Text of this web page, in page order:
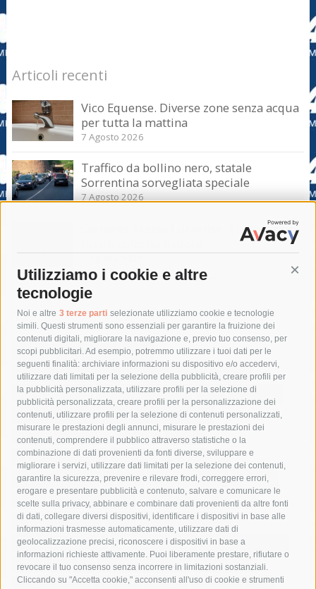
Utilizziamo i cookie e altre
tecnologie
Noi e altre 3 terze parti selezionate utilizziamo cookie e tecnologie
simili. Questi strumenti sono essenziali per garantire la fruizione dei
contenuti digitali, migliorare la navigazione e, previo tuo consenso, per
scopi pubblicitari. Ad esempio, potremmo utilizzare i tuoi dati per le
seguenti finalità: archiviare informazioni su dispositivo e/o accedervi,
utilizzare dati limitati per la selezione della pubblicità, creare profili per
la pubblicità personalizzata, utilizzare profili per la selezione di
pubblicità personalizzata, creare profili per la personalizzazione dei
contenuti, utilizzare profili per la selezione di contenuti personalizzati,
misurare le prestazioni degli annunci, misurare le prestazioni dei
contenuti, comprendere il pubblico attraverso statistiche o la
combinazione di dati provenienti da fonti diverse, sviluppare e
migliorare i servizi, utilizzare dati limitati per la selezione dei contenuti,
garantire la sicurezza, prevenire e rilevare frodi, correggere errori,
erogare e presentare pubblicità e contenuto, salvare e comunicare le
scelte sulla privacy, abbinare e combinare dati provenienti da altre fonti
di dati, collegare diversi dispositivi, identificare i dispositivi in base alle
informazioni trasmesse automaticamente, utilizzare dati di
geolocalizzazione precisi, riconoscere i dispositivi in base a
informazioni richieste attivamente. Puoi liberamente prestare, rifiutare o
revocare il tuo consenso senza incorrere in limitazioni sostanziali.
Cliccando su "Accetta cookie," acconsenti all'uso di cookie e strumenti
Articoli recenti
Vico Equense. Diverse zone senza acqua
per tutta la mattina
7 Agosto 2026
Traffico da bollino nero, statale
Sorrentina sorvegliata speciale
7 Agosto 2026
Sorrento-Massa Lubrense. Torna a casa
Tag
acqua allerta meteo
anas
area marina protetta di punta campanella
arresto
Asl Napoli 3 sud
capitaneria di porto capri
carabinieri
castellammare di stabia
circumvesuviana
comune di sorrento
concerto
contagi
costiera amalfitana
covid-19 eav
elezioni
fondazione sorrento
gori guardia costiera
incidente
lavori
lorenzo balducelli mare
massa lubrense
massimo coppola
Meta napoli
ordinanza
penisola sorrentina
piano di sorrento
polizia municipale
protezione civile
Regione Campania
sant'agnello
sindaco cuomo
sorrento studenti temporali treni